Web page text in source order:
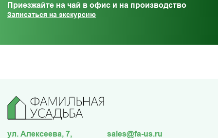
Приезжайте на чай в офис и на производство
Записаться на экскурсию
ул. Алексеева, 7, sales@fa-us.ru